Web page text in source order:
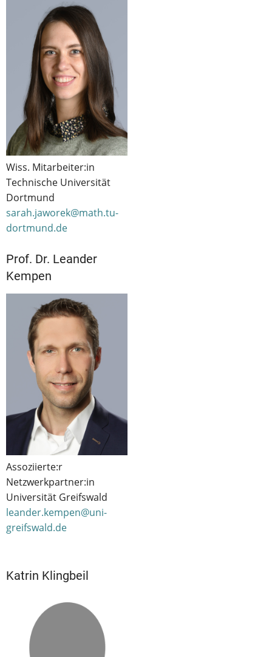
Wiss. Mitarbeiter:in
Technische Universität
Dortmund
sarah.jaworek@math.tu-
dortmund.de
Prof. Dr. Leander
Kempen
Assoziierte:r
Netzwerkpartner:in
Universität Greifswald
leander.kempen@uni-
greifswald.de
Katrin Klingbeil